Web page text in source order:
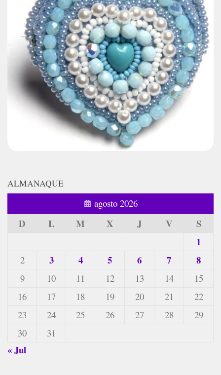
ALMANAQUE
agosto 2026
D L M X J V
S
1
2 3 4 5 6 7 8
9 10 11 12 13 14
15
16
17 18 19 20 21
22
23
24 25 26 27 28
29
30
31
« Jul